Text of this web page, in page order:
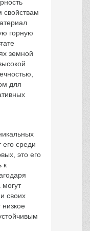
свойствам
горную
земной
для
его среди
это его
к
могут
своих